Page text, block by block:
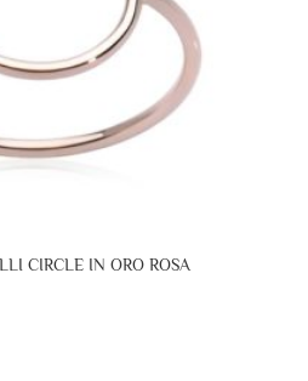
CIRCLE IN ORO ROSA